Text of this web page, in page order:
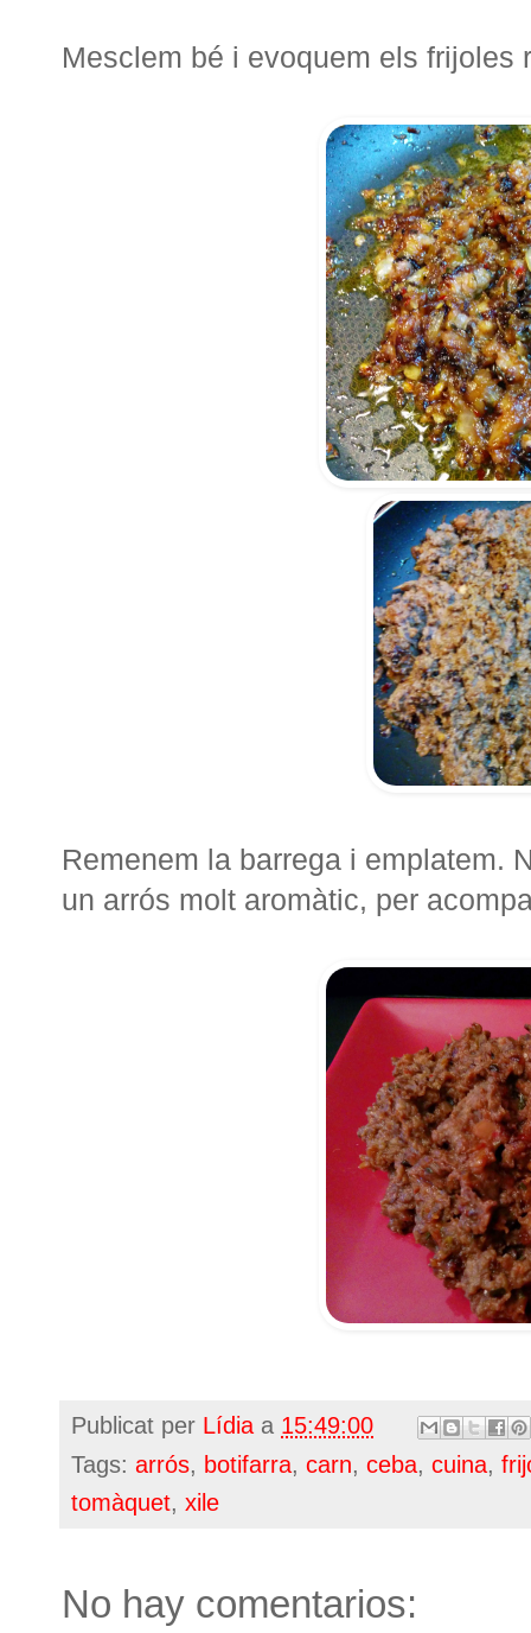
Mesclem bé i evoquem els frijoles
Remenem la barrega i emplatem.
un arrós molt aromàtic, per
Publicat per Lídia a 15:49:00
Tags: arrós, botifarra, carn, ceba, cuina,
tomàquet, xile
No hay comentarios: